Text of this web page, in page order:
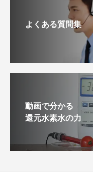
よくある質問集
動画で分かる
還元水素水の力